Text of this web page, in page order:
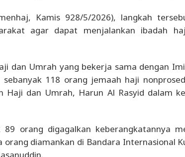
Kamis 928/5/2026), langkah
agar dapat menjalankan ibadah
dan Umrah yang bekerja sama dengan
118 orang jemaah haji
Haji dan Umrah, Harun Al Rasyid dalam
orang digagalkan keberangkatannya
orang diamankan di Bandara Internasional